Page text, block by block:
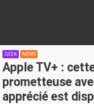
GEEK NEWS
Apple TV+ :
prometteuse
apprécié est